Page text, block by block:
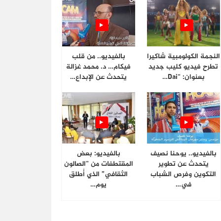
النجمة الكولومبية شاكيرا
تطرح فيديو كليب جديد
بعنوان: “Dai…
بالفيديو.. من قلب
فيكام… د. محمد غزالة
يتحدث عن الإبداع…
بالفيديو.. يوحنا نصيف
يتحدث عن تطوير
التكوين وفرص الشباب
في…
بالفيديو: بعض
المقتطفات من “الصالون
الثقافي” الذي أُطلق
يوم…